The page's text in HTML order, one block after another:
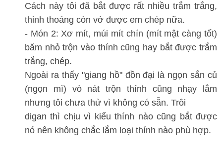
Cách này tôi đã bắt được rất nhiều trắm trắng,
thỉnh thoảng còn vớ được em chép nữa.
- Món 2: Xơ mít, múi mít chín (mít mật càng tốt)
băm nhỏ trộn vào thính cũng hay bắt được trắm
trắng, chép.
Ngoài ra thấy "giang hồ" đồn đại là ngọn sắn củ
(ngọn mì) vò nát trộn thính cũng nhạy lắm
nhưng tôi chưa thử vì không có sẵn. Trôi
digan thì chịu vì kiểu thính nào cũng bắt được
nó nên không chắc lắm loại thính nào phù hợp.